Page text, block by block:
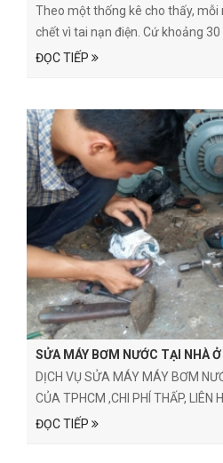
Theo một thống kê cho thấy, mỗi
chết vì tai nạn điện. Cứ khoảng 30
ĐỌC TIẾP
SỬA MÁY BƠM NƯỚC TẠI NHÀ
DỊCH VỤ SỬA MÁY MÁY BƠM
CỦA TPHCM ,CHI PHÍ THẤP, LIÊN
ĐỌC TIẾP